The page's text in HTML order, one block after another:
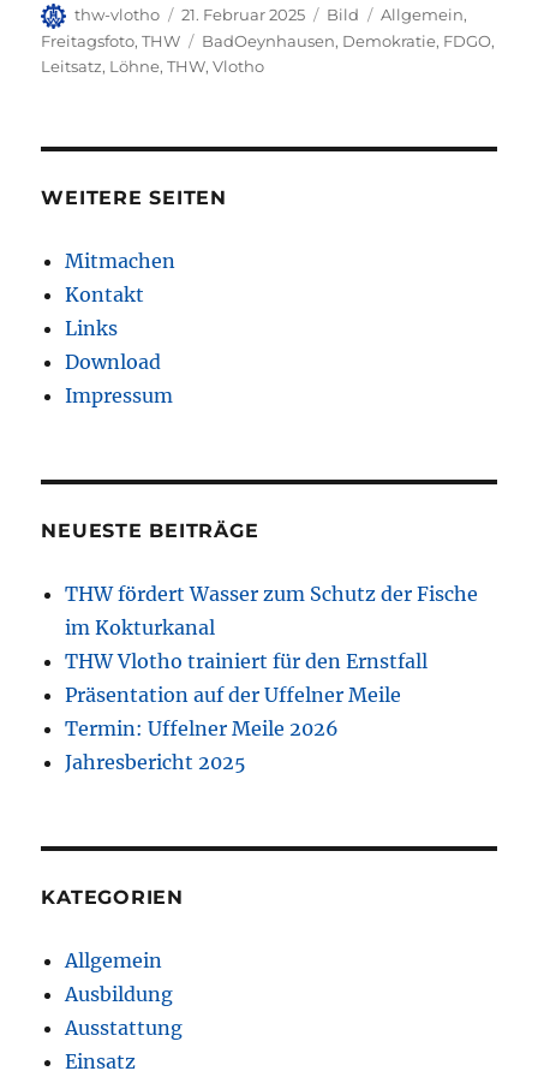
Autor
thw-vlotho
Veröffentlicht
am
21. Februar 2025 Format
Bild Kategorien
Allgemein,
Freitagsfoto,THW Schlagwörter
BadOeynhausen, Demokratie, FDGO,
Leitsatz, Löhne,THW,Vlotho
WEITERE SEITEN
Mitmachen
Kontakt
Links
Download
Impressum
NEUESTE BEITRÄGE
THW fördert Wasser zum Schutz der Fische
im Kokturkanal
THW Vlotho trainiert für den Ernstfall
Präsentation auf der Uffelner Meile
Termin: Uffelner Meile 2026
Jahresbericht 2025
KATEGORIEN
Allgemein
Ausbildung
Ausstattung
Einsatz